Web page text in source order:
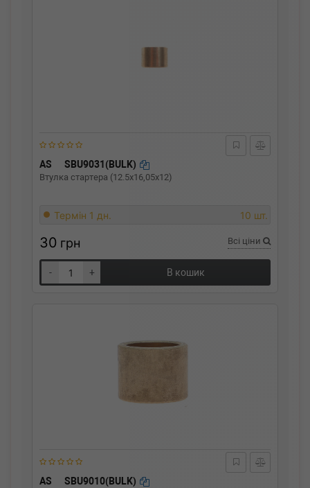
AS SBU9031(BULK)
Втулка стартера (12.5x16,05x12)
Термін 1 дн. 10 шт.
30 грн Всі ціни
- + В кошик
AS SBU9010(BULK)